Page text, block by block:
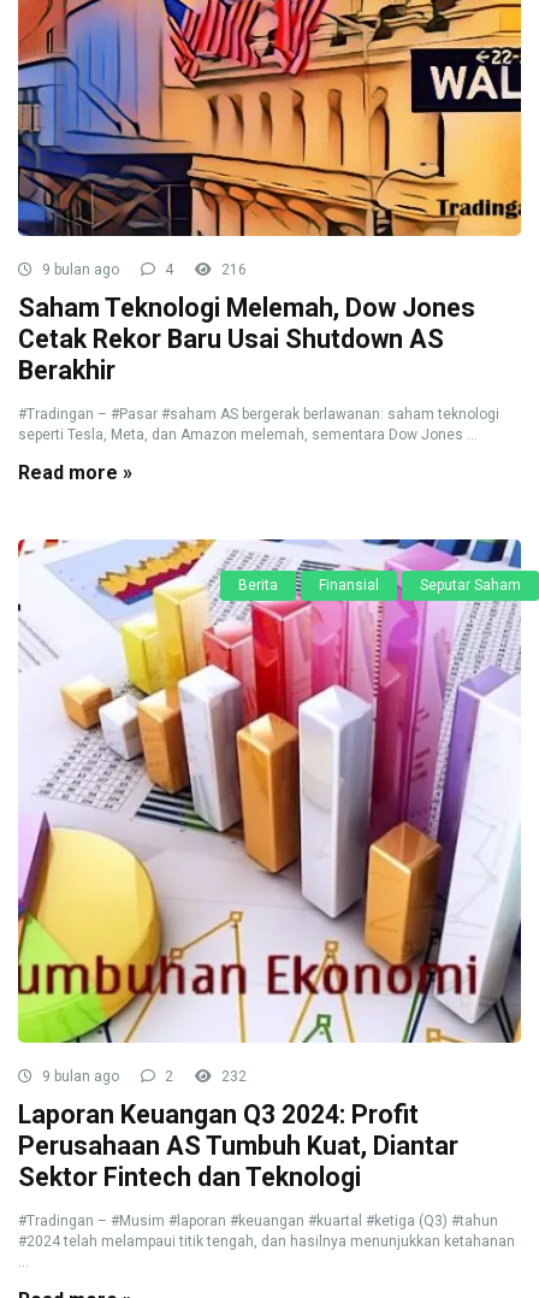
9 bulan ago 4 216
Saham Teknologi Melemah, Dow Jones
Cetak Rekor Baru Usai Shutdown AS
Berakhir
#Tradingan – #Pasar #saham AS bergerak berlawanan: saham teknologi
seperti Tesla, Meta, dan Amazon melemah, sementara Dow Jones ...
Read more »
Berita Finansial Seputar Saham
9 bulan ago 2 232
Laporan Keuangan Q3 2024: Profit
Perusahaan AS Tumbuh Kuat, Diantar
Sektor Fintech dan Teknologi
#Tradingan – #Musim #laporan #keuangan #kuartal #ketiga (Q3) #tahun
#2024 telah melampaui titik tengah, dan hasilnya menunjukkan ketahanan
...